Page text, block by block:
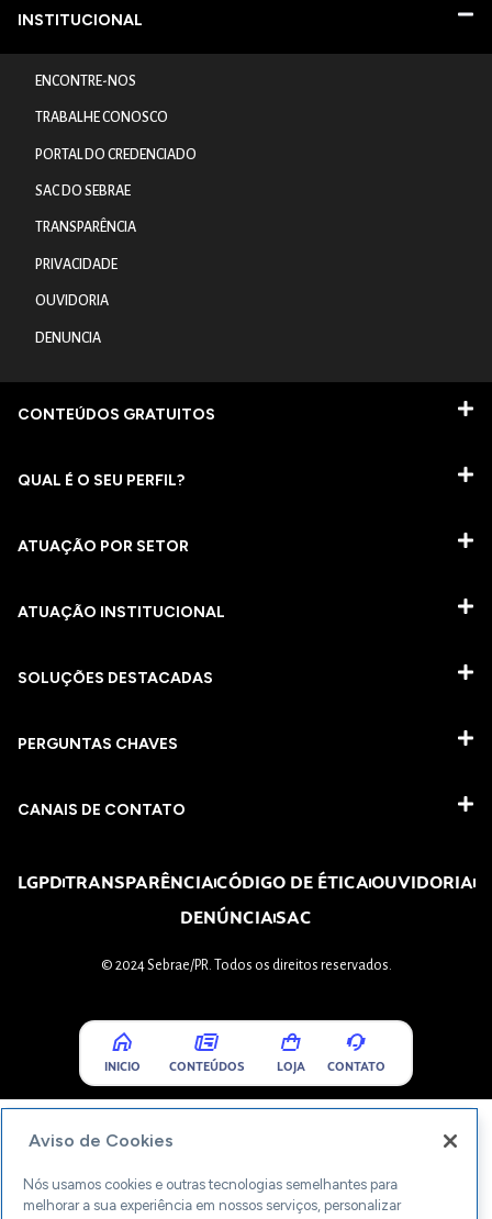
INSTITUCIONAL
ENCONTRE-NOS
TRABALHE CONOSCO
PORTAL DO CREDENCIADO
SAC DO SEBRAE
TRANSPARÊNCIA
PRIVACIDADE
OUVIDORIA
DENUNCIA
CONTEÚDOS GRATUITOS
QUAL É O SEU PERFIL?
ATUAÇÃO POR SETOR
ATUAÇÃO INSTITUCIONAL
SOLUÇÕES DESTACADAS
PERGUNTAS CHAVES​
CANAIS DE CONTATO
LGPDTRANSPARÊNCIACÓDIGO DE ÉTICAOUVIDORIA
DENÚNCIASAC
© 2024 Sebrae/PR. Todos os direitos reservados.
INICIO CONTEÚDOS LOJA CONTATO
Aviso de Cookies
Nós usamos cookies e outras tecnologias semelhantes para
melhorar a sua experiência em nossos serviços, personalizar